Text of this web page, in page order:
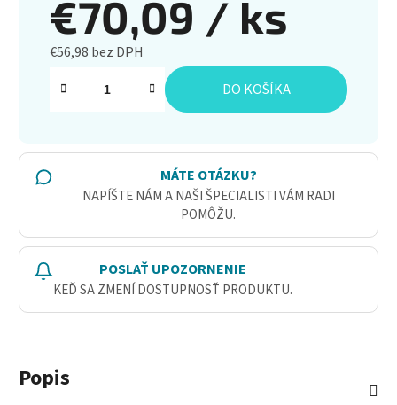
€70,09 / ks
€56,98 bez DPH
Jednotková cena:
DO KOŠÍKA
MÁTE OTÁZKU?
NAPÍŠTE NÁM A NAŠI ŠPECIALISTI VÁM RADI
POMÔŽU.
POSLAŤ UPOZORNENIE
KEĎ SA ZMENÍ DOSTUPNOSŤ PRODUKTU.
Popis